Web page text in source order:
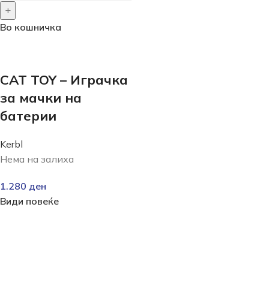
Во кошничка
CAT TOY – Играчка
за мачки на
батерии
Kerbl
Нема на залиха
1.280 ден
Види повеќе